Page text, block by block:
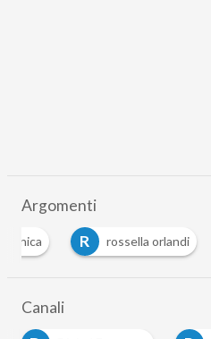
Argomenti
R rossella orlandi
Canali